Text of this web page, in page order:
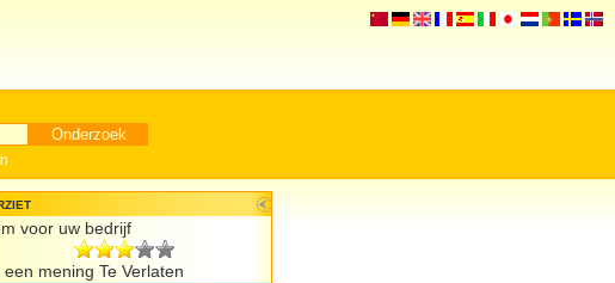
voor uw bedrijf
een mening Te Verlaten